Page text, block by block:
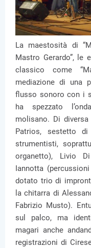
La maestosità di
Mastro Gerardo”, le
classico come
mediazione di una
flusso sonoro con i
ha spezzato
molisano. Di
Patrios, sestetto
strumentisti,
organetto), Livio
Iannotta
dotato trio di
la chitarra di
Fabrizio Musto).
sul palco, ma
magari anche
registrazioni di